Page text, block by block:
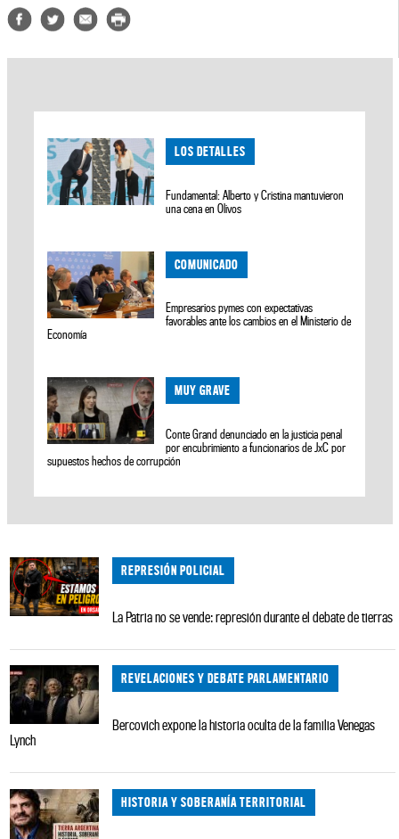
LOS DETALLES
Fundamental: Alberto y Cristina mantuvieron
una cena en Olivos
COMUNICADO
Empresarios pymes con expectativas
favorables ante los cambios en el Ministerio de
Economía
MUY GRAVE
Conte Grand denunciado en la justicia penal
por encubrimiento a funcionarios de JxC por
supuestos hechos de corrupción
REPRESIÓN POLICIAL
La Patria no se vende: represión durante el debate de tierras
REVELACIONES Y DEBATE PARLAMENTARIO
Bercovich expone la historia oculta de la familia Venegas
Lynch
HISTORIA Y SOBERANÍA TERRITORIAL